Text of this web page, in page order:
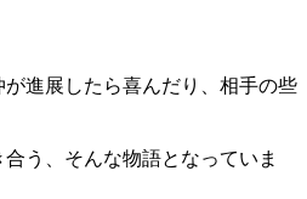
進展したら喜んだり、相手の些
う、そんな物語となっていま